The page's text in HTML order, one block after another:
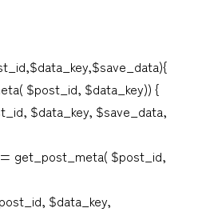
$post_id, $data_key)) {
$data_key, $save_data,
get_post_meta( $post_id,
$data_key,